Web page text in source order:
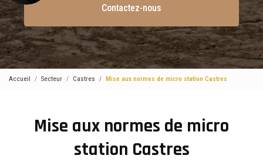
Contactez-nous
Voir le certificat
Accueil Secteur Castres Mise aux normes de micro station Castres
Mise aux normes de micro
station Castres